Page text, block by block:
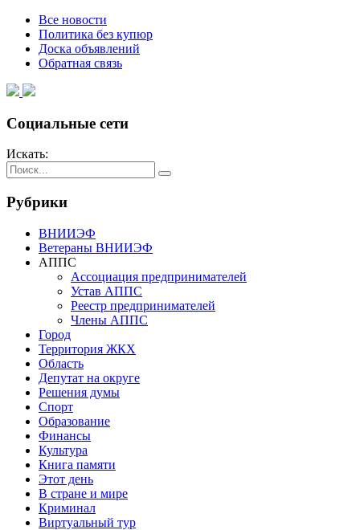
Все новости
Политика без купюр
Доска объявлений
Обратная связь
Социальные сети
Искать:
Рубрики
ВНИИЭФ
Ветераны ВНИИЭФ
АППС
Ассоциация предпринимателей
Устав АППС
Реестр предпринимателей
Члены АППС
Город
Территория ЖКХ
Область
Депутат на округе
Решения думы
Спорт
Образование
Финансы
Культура
Книга памяти
Этот день
В стране и мире
Криминал
Виртуальный тур